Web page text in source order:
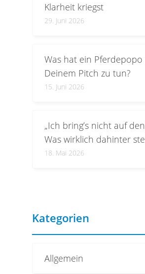
Klarheit kriegst
29. Juni 2026
Was hat ein
Deinem Pitch zu tun?
15. Juni 2026
„Ich bring’s nicht auf
Was wirklich dahinter
18. Mai 2026
Kategorien
Allgemein